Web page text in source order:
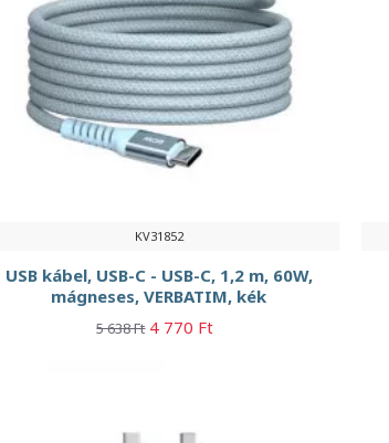
KV31852
USB kábel, USB-C - USB-C, 1,2 m, 60W,
mágneses, VERBATIM, kék
5 638 Ft 4 770 Ft